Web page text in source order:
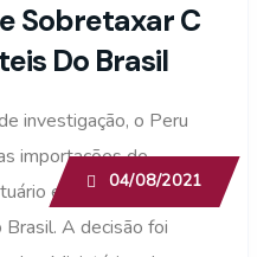
Sobretaxar C
Do Brasil
04/08/2021
investigação, o Peru
importações de
e produtos de
Brasil. A decisão foi